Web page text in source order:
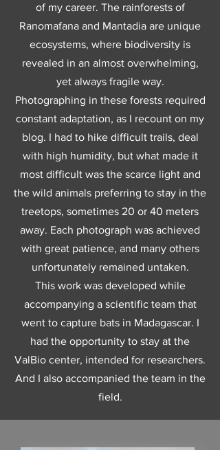
of my career. The rainforests of
Ranomafana and Mantadia are unique
ecosystems, where biodiversity is
revealed in an almost overwhelming,
yet always fragile way.
Photographing in these forests required
constant adaptation, as I recount on my
blog. I had to hike difficult trails, deal
with high humidity, but what made it
most difficult was the scarce light and
the wild animals preferring to stay in the
treetops, sometimes 20 or 40 meters
away. Each photograph was achieved
with great patience, and many others
unfortunately remained untaken.
This work was developed while
accompanying a scientific team that
went to capture bats in Madagascar. I
had the opportunity to stay at the
ValBio center, intended for researchers.
And I also accompanied the team in the
field.